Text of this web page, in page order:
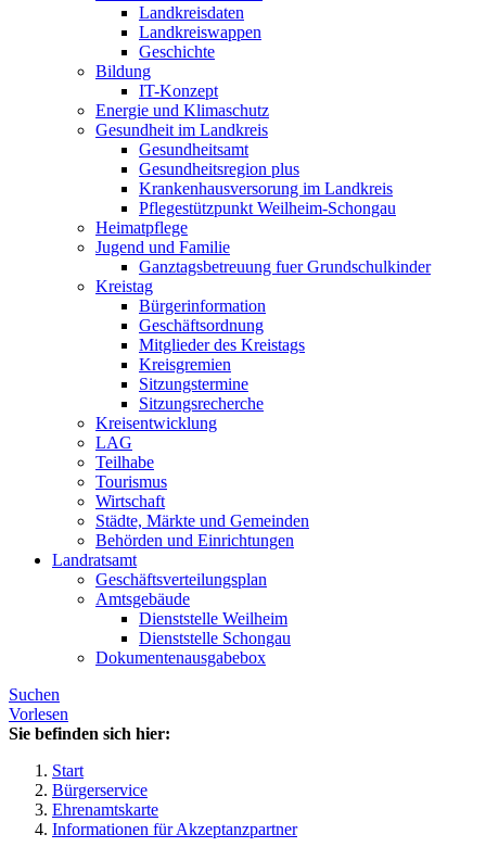
Landkreisdaten
Landkreiswappen
Geschichte
Bildung
IT-Konzept
Energie und Klimaschutz
Gesundheit im Landkreis
Gesundheitsamt
Gesundheitsregion plus
Krankenhausversorung im Landkreis
Pflegestützpunkt Weilheim-Schongau
Heimatpflege
Jugend und Familie
Ganztagsbetreuung fuer Grundschulkinder
Kreistag
Bürgerinformation
Geschäftsordnung
Mitglieder des Kreistags
Kreisgremien
Sitzungstermine
Sitzungsrecherche
Kreisentwicklung
LAG
Teilhabe
Tourismus
Wirtschaft
Städte, Märkte und Gemeinden
Behörden und Einrichtungen
Landratsamt
Geschäftsverteilungsplan
Amtsgebäude
Dienststelle Weilheim
Dienststelle Schongau
Dokumentenausgabebox
Suchen
Vorlesen
Sie befinden sich hier:
Start
Bürgerservice
Ehrenamtskarte
Informationen für Akzeptanzpartner